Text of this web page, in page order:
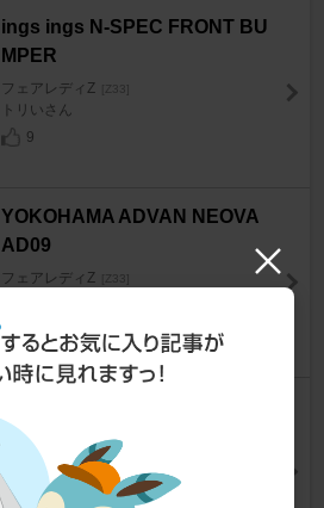
ings ings N-SPEC FRONT BU
MPER
フェアレディZ [Z33]
トリいさん
9
YOKOHAMA ADVAN NEOVA
AD09
フェアレディZ [Z33]
タンク)
フェアレディZ [Z33]
トリいさん